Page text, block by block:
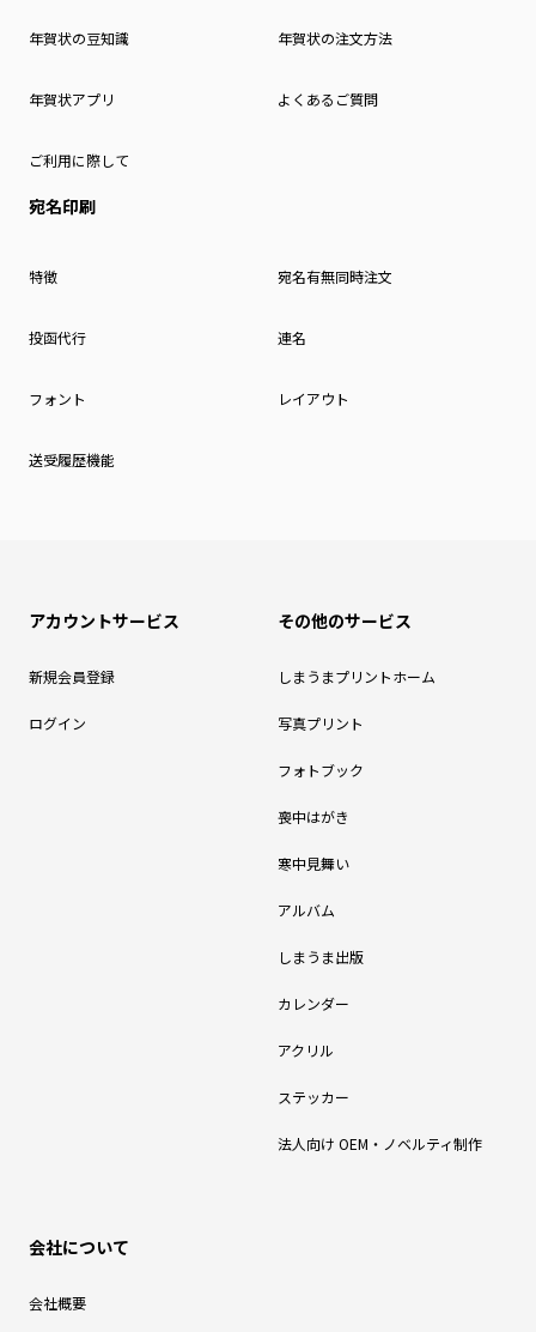
年賀状の豆知識 年賀状の注文方法
年賀状アプリ よくあるご質問
ご利用に際して
宛名印刷
特徴 宛名有無同時注文
投函代行 連名
フォント レイアウト
送受履歴機能
アカウントサービス
新規会員登録
ログイン
その他のサービス
しまうまプリントホーム
写真プリント
フォトブック
喪中はがき
寒中見舞い
アルバム
しまうま出版
カレンダー
アクリル
ステッカー
法人向け OEM・ノベルティ制作
会社について
会社概要